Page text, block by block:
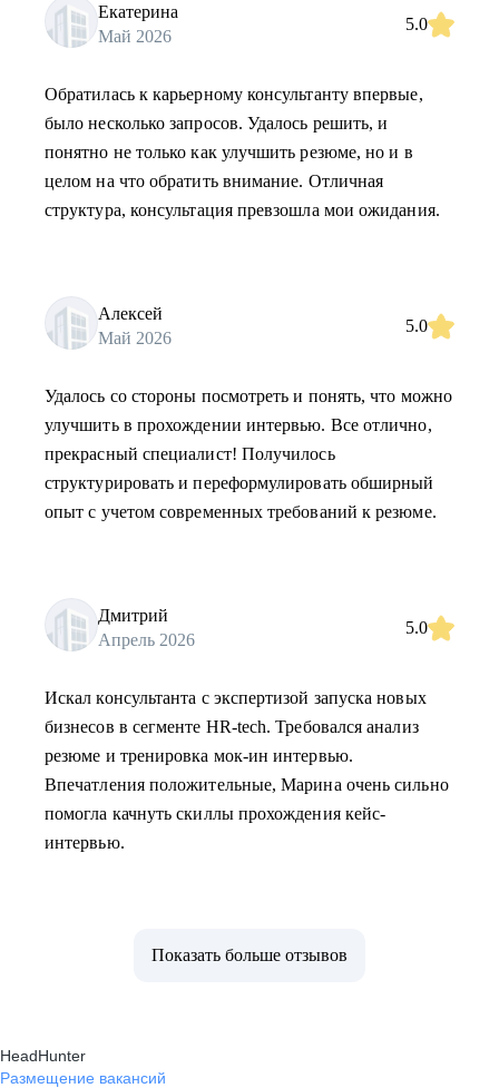
Екатерина
Май 2026
5.0
Обратилась к карьерному консультанту впервые,
было несколько запросов. Удалось решить, и
понятно не только как улучшить резюме, но и в
целом на что обратить внимание. Отличная
структура, консультация превзошла мои ожидания.
Алексей
Май 2026
5.0
Удалось со стороны посмотреть и понять, что можно
улучшить в прохождении интервью. Все отлично,
прекрасный специалист! Получилось
структурировать и переформулировать обширный
опыт с учетом современных требований к резюме.
Дмитрий
Апрель 2026
5.0
Искал консультанта с экспертизой запуска новых
бизнесов в сегменте HR-tech. Требовался анализ
резюме и тренировка мок-ин интервью.
Впечатления положительные, Марина очень сильно
помогла качнуть скиллы прохождения кейс-
интервью.
Показать больше отзывов
HeadHunter
Размещение вакансий